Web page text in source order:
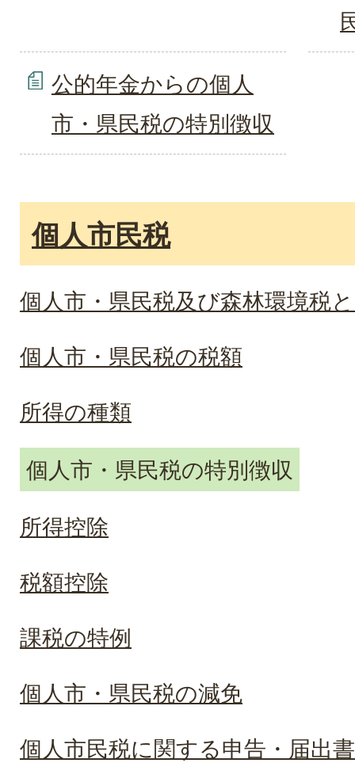
公的年金からの個人
市・県民税の特別徴収
個人市民税
個人市・県民税及び森林環境税
個人市・県民税の税額
所得の種類
個人市・県民税の特別徴収
所得控除
税額控除
課税の特例
個人市・県民税の減免
個人市民税に関する申告・届出書